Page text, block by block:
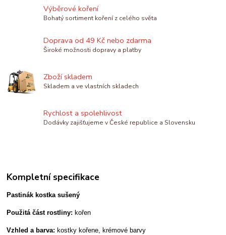
Výběrové koření
Bohatý sortiment koření z celého světa
Doprava od 49 Kč nebo zdarma
Široké možnosti dopravy a platby
Zboží skladem
Skladem a ve vlastních skladech
Rychlost a spolehlivost
Dodávky zajišťujeme v České republice a Slovensku
Kompletní specifikace
Pastinák kostka sušený
Použitá část rostliny: kořen
Vzhled a barva: kostky kořene, krémové barvy